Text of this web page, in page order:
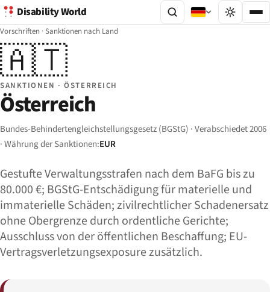
Disability World
Vorschriften ·Sanktionen nach Land
🇦🇹
SANKTIONEN · ÖSTERREICH
Österreich
Bundes-Behindertengleichstellungsgesetz (BGStG) · Verabschiedet 2006
· Währung der Sanktionen:EUR
Gestufte Verwaltungsstrafen nach dem BaFG bis zu
80.000 €; BGStG-Entschädigung für materielle und
immaterielle Schäden; zivilrechtlicher Schadenersatz
ohne Obergrenze durch ordentliche Gerichte;
Ausschluss von der öffentlichen Beschaffung; EU-
Vertragsverletzungsexposure zusätzlich.